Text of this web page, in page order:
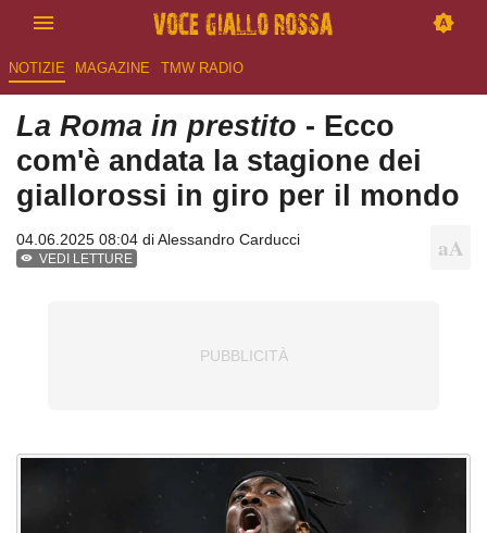
NOTIZIE MAGAZINE TMW RADIO
La Roma in prestito - Ecco
com'è andata la stagione dei
giallorossi in giro per il mondo
04.06.2025 08:04 diAlessandro Carducci
VEDI LETTURE